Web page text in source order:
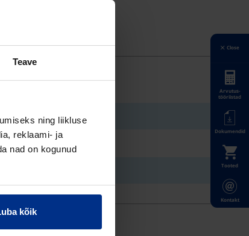
Teave
ning liikluse
reklaami- ja
nad on kogunud
kõik
Close
Arvutus-
tööriistad
Dokumendid
Tooted
Kontakt